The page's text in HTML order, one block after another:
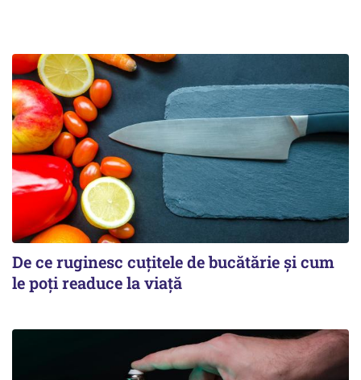
De ce ruginesc cuțitele de bucătărie și cum
le poți readuce la viață